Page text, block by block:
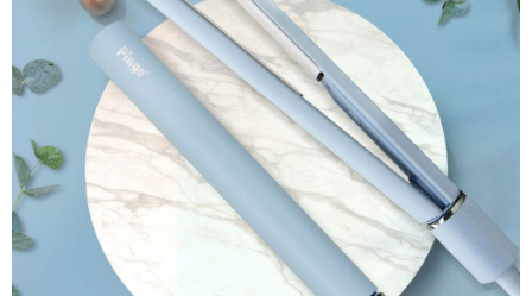
kelulusan boleh sehingga NT$10,000. Jika pengguna tidak membuat
pembayaran dalam tempoh tersebut, yuran pembayaran lewat sebanyak
20% setahun akan dikenakan. Pengguna bawah umur dikehendaki
mendapatkan kebenaran daripada ibu bapa atau penjaga yang sah
untuk menggunakan AFTEE.
Sila hubungi NP Taiwan Inc. di cs_tw@netprotections.co.jpjika anda
mempunyai sebarang kebimbangan mengenai pemprosesan dan
penggunaan pada data peribadi. Jika anda tidak bersetuju dengan data
peribadi yang disenaraikan seperti di atas akan dikumpul dan digunakan
oleh AFTEE, sila jangan gunakan perkhidmatan ini.